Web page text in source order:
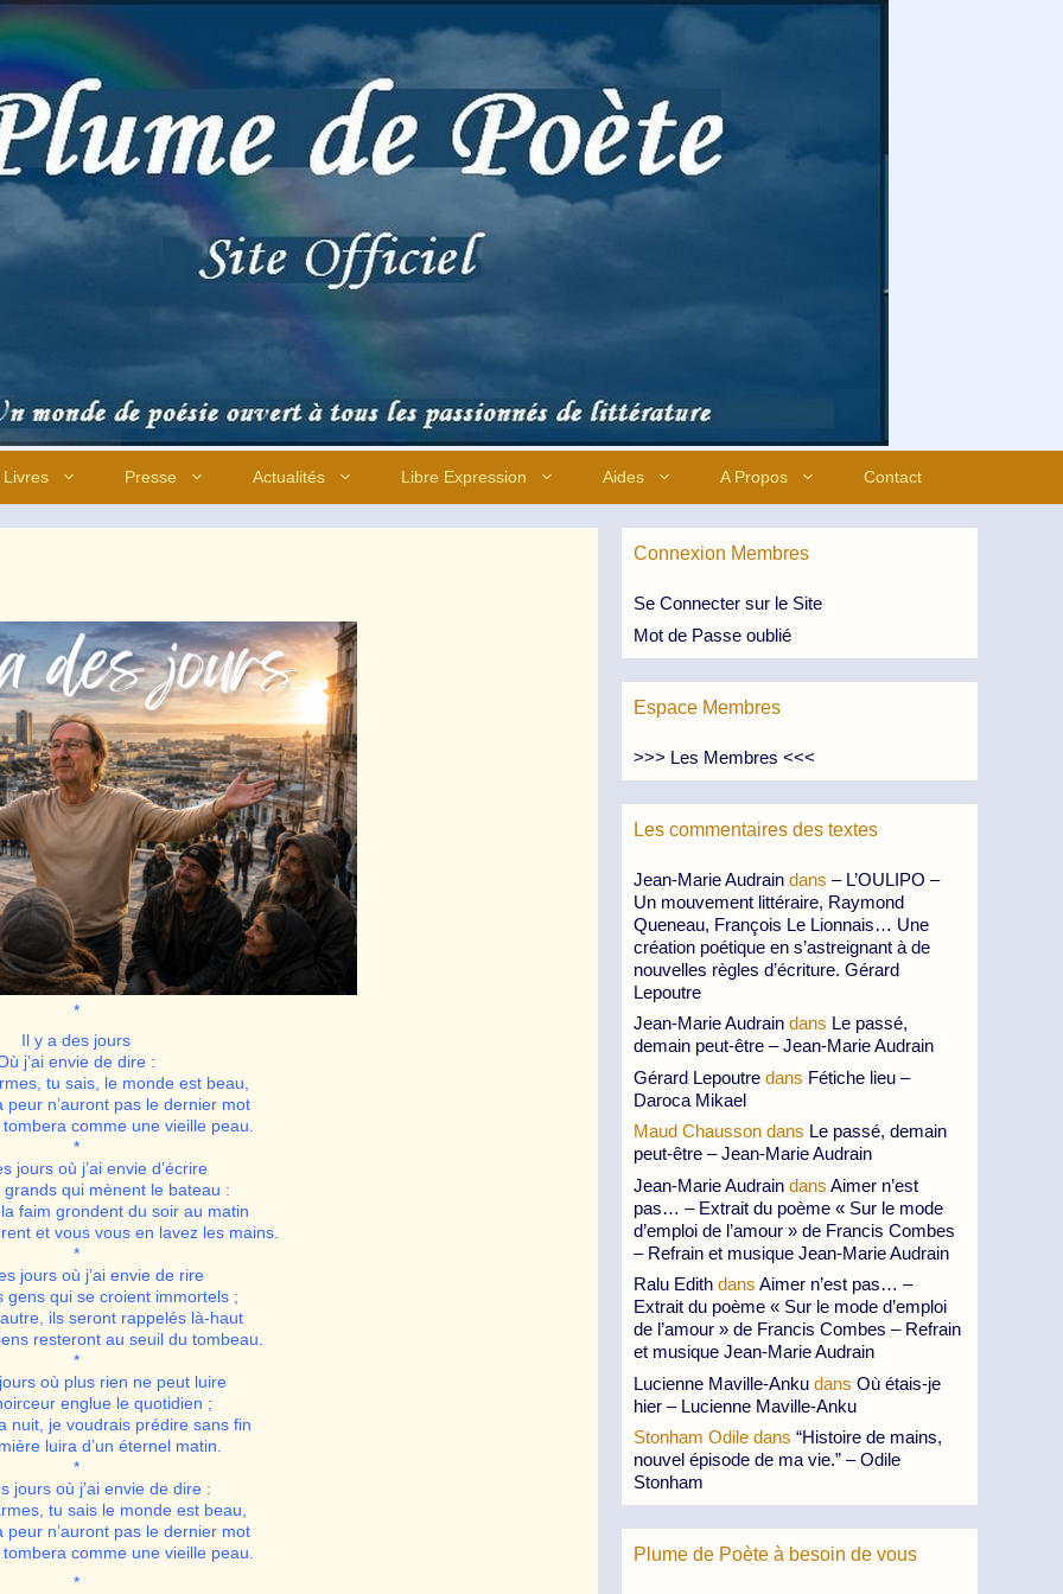
Livres Presse Actualités Libre Expression Aides A Propos Contact
*
Il y a des jours
j’ai envie de dire :
tu sais, le monde est beau,
peur n’auront pas le dernier mot
tombera comme une vieille peau.
*
jours où j’ai envie d’écrire
grands qui mènent le bateau :
faim grondent du soir au matin
et vous vous en lavez les mains.
*
jours où j’ai envie de rire
gens qui se croient immortels ;
ils seront rappelés là-haut
resteront au seuil du tombeau.
*
où plus rien ne peut luire
englue le quotidien ;
nuit, je voudrais prédire sans fin
luira d’un éternel matin.
*
jours où j’ai envie de dire :
tu sais le monde est beau,
peur n’auront pas le dernier mot
tombera comme une vieille peau.
*
Connexion Membres
Se Connecter sur le Site
Mot de Passe oublié
Espace Membres
>>> Les Membres <<<
Les commentaires des textes
Jean-Marie Audrain dans – L’OULIPO –
Un mouvement littéraire, Raymond
Queneau, François Le Lionnais… Une
création poétique en s’astreignant à de
nouvelles règles d’écriture. Gérard
Lepoutre
Jean-Marie Audrain dans Le passé,
demain peut-être – Jean-Marie Audrain
Gérard Lepoutre dans Fétiche lieu –
Daroca Mikael
Maud Chausson dans Le passé, demain
peut-être – Jean-Marie Audrain
Jean-Marie Audrain dans Aimer n’est
pas… – Extrait du poème « Sur le mode
d’emploi de l’amour » de Francis Combes
– Refrain et musique Jean-Marie Audrain
Ralu Edith dans Aimer n’est pas… –
Extrait du poème « Sur le mode d’emploi
de l’amour » de Francis Combes – Refrain
et musique Jean-Marie Audrain
Lucienne Maville-Anku dans Où étais-je
hier – Lucienne Maville-Anku
Stonham Odile dans “Histoire de mains,
nouvel épisode de ma vie.” – Odile
Stonham
Plume de Poète à besoin de vous